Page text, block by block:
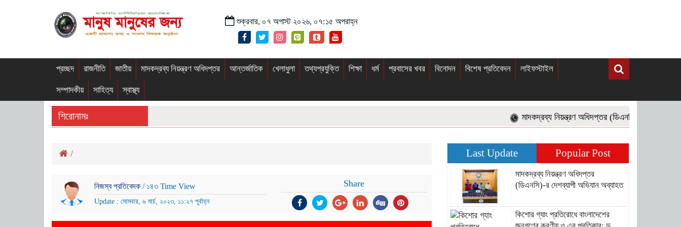
শুক্রবার, ০৭ অগাস্ট ২০২৬, ০৭:১৫ অপরাহ্ন
প্রচ্ছদ রাজনীতি জাতীয় মাদকদ্রব্য নিয়ন্ত্রণ অধিদপ্তর আন্তর্জাতিক খেলাধুলা তথ্যপ্রযুক্তি শিক্ষা ধর্ম প্রবাসের খবর বিনোদন বিশেষ প্রতিবেদন লাইফস্টাইল
সম্পাদকীয় সাহিত্য স্বাস্থ্য
শিরোনামঃ মাদকদ্রব্য নিয়ন্ত্রণ অধিদপ্তর (ডিএনসি)-র দেশব্যাপী
/
নিজস্ব প্রতিবেদক / ১৪৩ Time View
Update : সোমবার, ৬ মার্চ, ২০২৩, ১১:২৭ পূর্বাহ্ন
Share
Last Update Popular Post
মাদকদ্রব্য নিয়ন্ত্রণ অধিদপ্তর
(ডিএনসি)-র দেশব্যাপী অভিযান অব্যাহত
কিশোর গ্যাং প্রতিরোধে বাংলাদেশের